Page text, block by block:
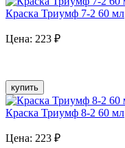
Краска Триумф 7-2 60 мл
Цена: 223 ₽
купить
Краска Триумф 8-2 60 мл
Цена: 223 ₽